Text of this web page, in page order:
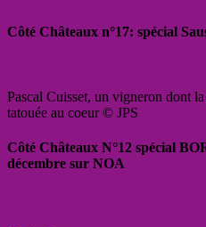
Côté Châteaux n°17: spécial
Pascal Cuisset, un vigneron dont la
tatouée au coeur © JPS
Côté Châteaux N°12 spécial
décembre sur NOA